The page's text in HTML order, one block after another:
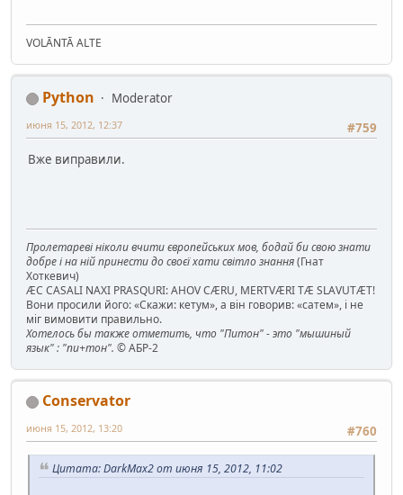
VOLĀNTĀ ALTE
Python
Moderator
#759
июня 15, 2012, 12:37
Вже виправили.
Пролетареві ніколи вчити європейських мов, бодай би свою знати
добре і на ній принести до своєї хати світло знання(Гнат
Хоткевич)
ÆC CASALI NAXI PRASQURI: AHOV CÆRU, MERTVÆRI TÆ SLAVUTÆT!
Вони просили його: «Скажи: кетум», а він говорив: «сатем», і не
міг вимовити правильно.
Хотелось бы также отметить, что "Питон" - это "мышиный
язык" : "пи+тон". © АБР-2
Conservator
#760
июня 15, 2012, 13:20
Цитата: DarkMax2 от июня 15, 2012, 11:02